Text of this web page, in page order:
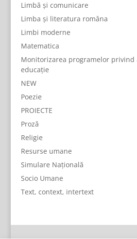
Limbă și comunicare
Limba și literatura româna
Limbi moderne
Matematica
Monitorizarea programelor privind
educație
NEW
Poezie
PROIECTE
Proză
Religie
Resurse umane
Simulare Națională
Socio Umane
Text, context, intertext